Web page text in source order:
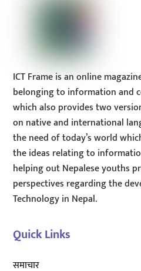
ICT Frame is an online
belonging to information and
which also provides two
on native and international
the need of today’s world
the ideas relating to
helping out Nepalese youths
perspectives regarding the
Technology in Nepal.
Quick Links
समाचार